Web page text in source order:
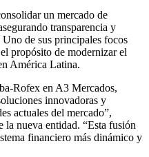
un mercado de
transparencia y
Uno de sus principales focos
propósito de modernizar el
América Latina.
Rofex en A3 Mercados,
innovadoras y
actuales del mercado”,
la nueva entidad. “Esta fusión
financiero más dinámico y